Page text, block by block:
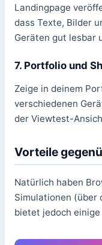
Landingpage
dass Texte, Bilder
Geräten gut lesbar
7. Portfolio und
Zeige in deinem
verschiedenen
der Viewtest-
Vorteile
Natürlich haben
Simulationen (über
bietet jedoch